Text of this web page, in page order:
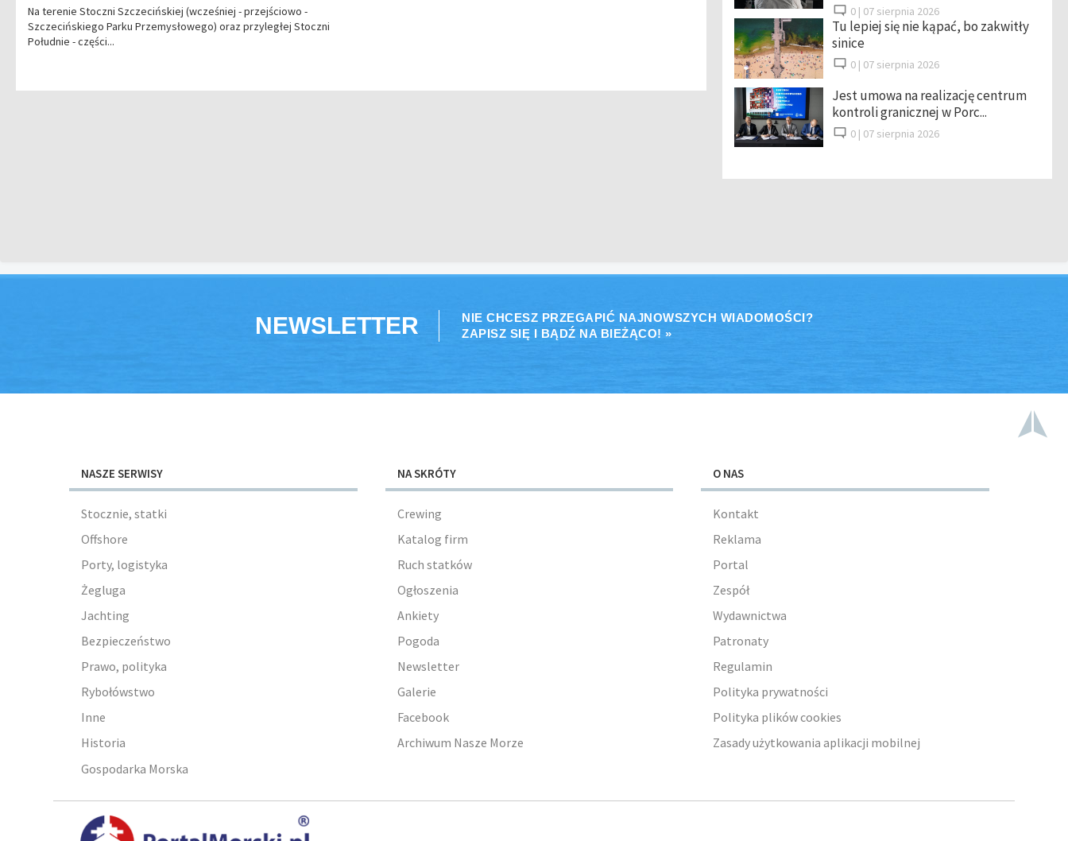
Na terenie Stoczni Szczecińskiej (wcześniej - przejściowo -
Szczecińskiego Parku Przemysłowego) oraz przyległej Stoczni
Południe - części...
0 | 07 sierpnia 2026
Tu lepiej się nie kąpać, bo zakwitły
sinice
0 | 07 sierpnia 2026
Jest umowa na realizację centrum
kontroli granicznej w Porc...
0 | 07 sierpnia 2026
NEWSLETTER
NIE CHCESZ PRZEGAPIĆ NAJNOWSZYCH WIADOMOŚCI?
ZAPISZ SIĘ I BĄDŹ NA BIEŻĄCO! »
NASZE SERWISY
Stocznie, statki
Offshore
Porty, logistyka
Żegluga
Jachting
Bezpieczeństwo
Prawo, polityka
Rybołówstwo
Inne
Historia
Gospodarka Morska
NA SKRÓTY
Crewing
Katalog firm
Ruch statków
Ogłoszenia
Ankiety
Pogoda
Newsletter
Galerie
Facebook
Archiwum Nasze Morze
O NAS
Kontakt
Reklama
Portal
Zespół
Wydawnictwa
Patronaty
Regulamin
Polityka prywatności
Polityka plików cookies
Zasady użytkowania aplikacji mobilnej